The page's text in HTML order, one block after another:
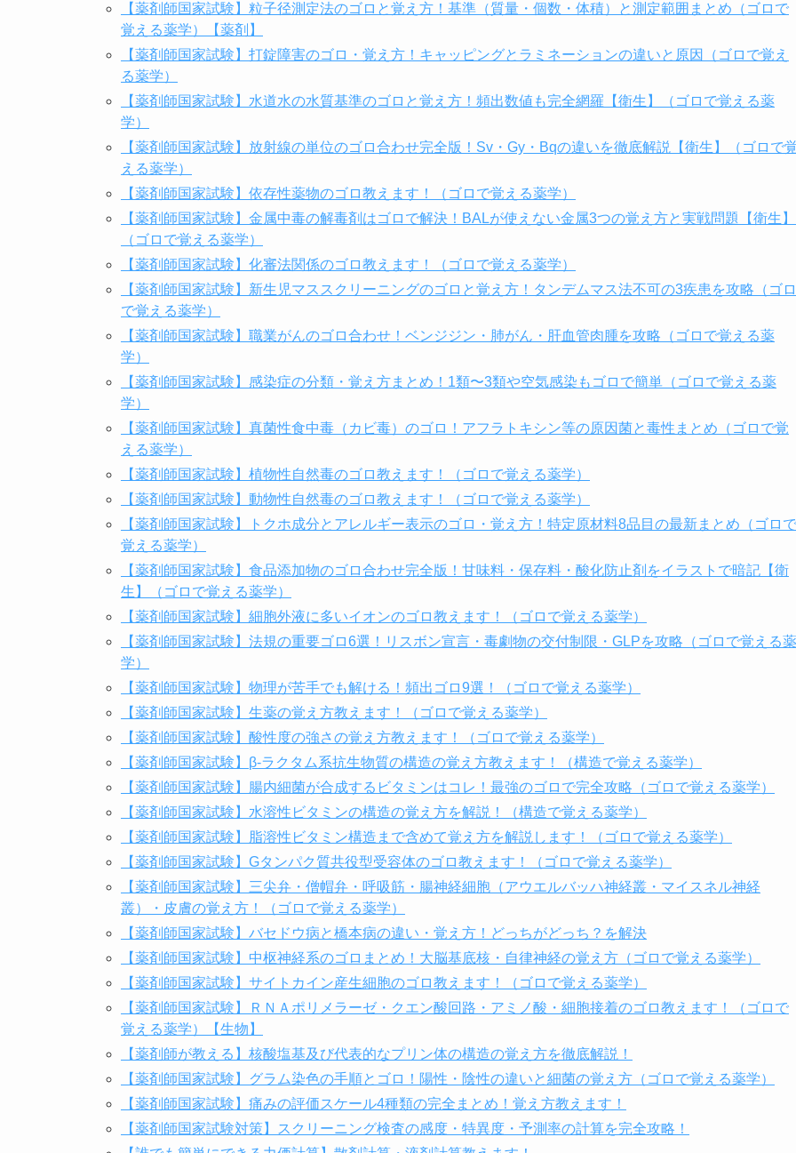
【薬剤師国家試験】粒子径測定法のゴロと覚え方！基準（質量・個数・体積）と測定範囲まとめ（ゴロで
覚える薬学）【薬剤】
【薬剤師国家試験】打錠障害のゴロ・覚え方！キャッピングとラミネーションの違いと原因（ゴロで覚え
る薬学）
【薬剤師国家試験】水道水の水質基準のゴロと覚え方！頻出数値も完全網羅【衛生】（ゴロで覚える薬
学）
【薬剤師国家試験】放射線の単位のゴロ合わせ完全版！Sv・Gy・Bqの違いを徹底解説【衛生】（ゴロで
える薬学）
【薬剤師国家試験】依存性薬物のゴロ教えます！（ゴロで覚える薬学）
【薬剤師国家試験】金属中毒の解毒剤はゴロで解決！BALが使えない金属3つの覚え方と実戦問題【衛生】
（ゴロで覚える薬学）
【薬剤師国家試験】化審法関係のゴロ教えます！（ゴロで覚える薬学）
【薬剤師国家試験】新生児マススクリーニングのゴロと覚え方！タンデムマス法不可の3疾患を攻略（ゴロ
で覚える薬学）
【薬剤師国家試験】職業がんのゴロ合わせ！ベンジジン・肺がん・肝血管肉腫を攻略（ゴロで覚える薬
学）
【薬剤師国家試験】感染症の分類・覚え方まとめ！1類〜3類や空気感染もゴロで簡単（ゴロで覚える薬
学）
【薬剤師国家試験】真菌性食中毒（カビ毒）のゴロ！アフラトキシン等の原因菌と毒性まとめ（ゴロで覚
える薬学）
【薬剤師国家試験】植物性自然毒のゴロ教えます！（ゴロで覚える薬学）
【薬剤師国家試験】動物性自然毒のゴロ教えます！（ゴロで覚える薬学）
【薬剤師国家試験】トクホ成分とアレルギー表示のゴロ・覚え方！特定原材料8品目の最新まとめ（ゴロで
覚える薬学）
【薬剤師国家試験】食品添加物のゴロ合わせ完全版！甘味料・保存料・酸化防止剤をイラストで暗記【衛
生】（ゴロで覚える薬学）
【薬剤師国家試験】細胞外液に多いイオンのゴロ教えます！（ゴロで覚える薬学）
【薬剤師国家試験】法規の重要ゴロ6選！リスボン宣言・毒劇物の交付制限・GLPを攻略（ゴロで覚える薬
学）
【薬剤師国家試験】物理が苦手でも解ける！頻出ゴロ9選！（ゴロで覚える薬学）
【薬剤師国家試験】生薬の覚え方教えます！（ゴロで覚える薬学）
【薬剤師国家試験】酸性度の強さの覚え方教えます！（ゴロで覚える薬学）
【薬剤師国家試験】β-ラクタム系抗生物質の構造の覚え方教えます！（構造で覚える薬学）
【薬剤師国家試験】腸内細菌が合成するビタミンはコレ！最強のゴロで完全攻略（ゴロで覚える薬学）
【薬剤師国家試験】水溶性ビタミンの構造の覚え方を解説！（構造で覚える薬学）
【薬剤師国家試験】脂溶性ビタミン構造まで含めて覚え方を解説します！（ゴロで覚える薬学）
【薬剤師国家試験】Gタンパク質共役型受容体のゴロ教えます！（ゴロで覚える薬学）
【薬剤師国家試験】三尖弁・僧帽弁・呼吸筋・腸神経細胞（アウエルバッハ神経叢・マイスネル神経
叢）・皮膚の覚え方！（ゴロで覚える薬学）
【薬剤師国家試験】バセドウ病と橋本病の違い・覚え方！どっちがどっち？を解決
【薬剤師国家試験】中枢神経系のゴロまとめ！大脳基底核・自律神経の覚え方（ゴロで覚える薬学）
【薬剤師国家試験】サイトカイン産生細胞のゴロ教えます！（ゴロで覚える薬学）
【薬剤師国家試験】ＲＮＡポリメラーゼ・クエン酸回路・アミノ酸・細胞接着のゴロ教えます！（ゴロで
覚える薬学）【生物】
【薬剤師が教える】核酸塩基及び代表的なプリン体の構造の覚え方を徹底解説！
【薬剤師国家試験】グラム染色の手順とゴロ！陽性・陰性の違いと細菌の覚え方（ゴロで覚える薬学）
【薬剤師国家試験】痛みの評価スケール4種類の完全まとめ！覚え方教えます！
【薬剤師国家試験対策】スクリーニング検査の感度・特異度・予測率の計算を完全攻略！